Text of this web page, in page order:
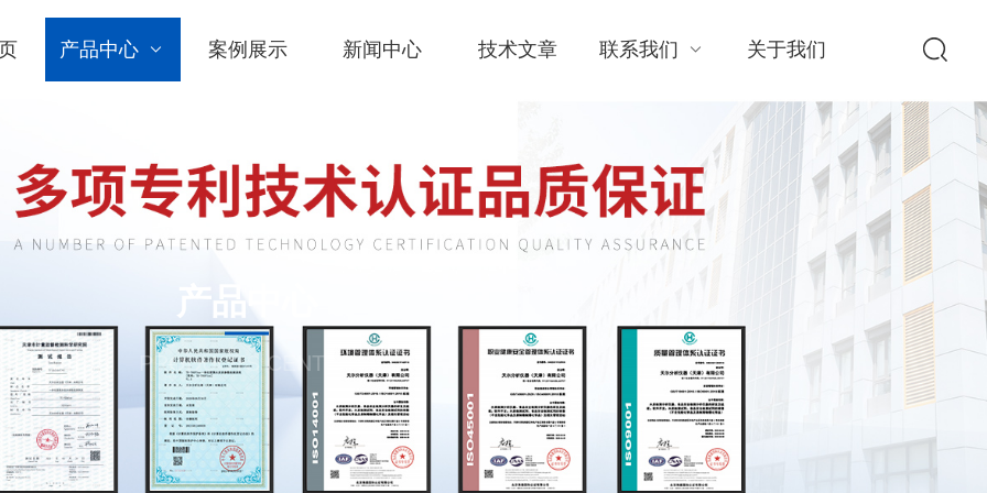
产品中心 案例展示 新闻中心 技术文章 联系我们 关于我们
产品中心
PRODUCTS CENTER